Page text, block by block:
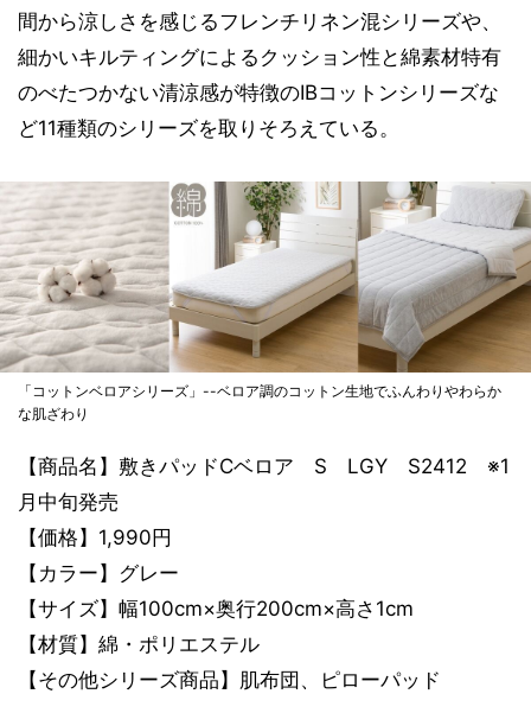
間から涼しさを感じるフレンチリネン混シリーズや、
細かいキルティングによるクッション性と綿素材特有
のべたつかない清涼感が特徴のIBコットンシリーズな
ど11種類のシリーズを取りそろえている。
「コットンベロアシリーズ」--ベロア調のコットン生地でふんわりやわらか
な肌ざわり
【商品名】敷きパッドCベロア S LGY S2412 ※1
月中旬発売
【価格】1,990円
【カラー】グレー
【サイズ】幅100cm×奥行200cm×高さ1cm
【材質】綿・ポリエステル
【その他シリーズ商品】肌布団、ピローパッド